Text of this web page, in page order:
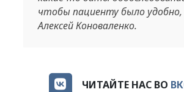
чтобы пациенту было удобно,
Алексей Коноваленко.
ЧИТАЙТЕ НАС ВО